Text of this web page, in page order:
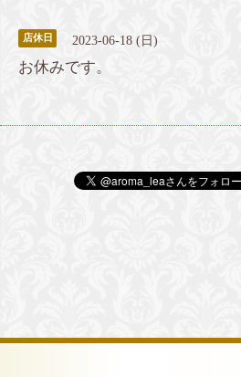
店休日 2023-06-18 (日)
お休みです。